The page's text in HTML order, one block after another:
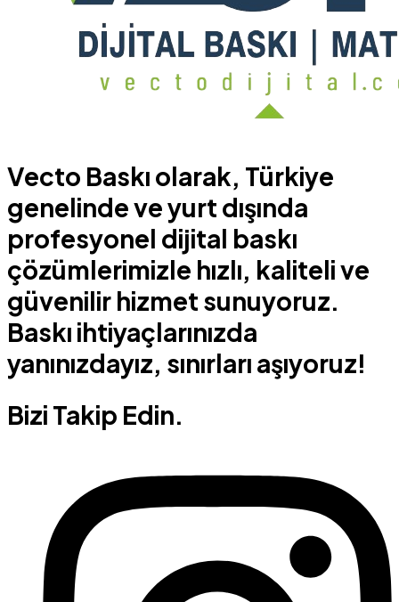
Vecto Baskı olarak, Türkiye
genelinde ve yurt dışında
profesyonel dijital baskı
çözümlerimizle hızlı, kaliteli ve
güvenilir hizmet sunuyoruz.
Baskı ihtiyaçlarınızda
yanınızdayız, sınırları aşıyoruz!
Bizi Takip Edin.